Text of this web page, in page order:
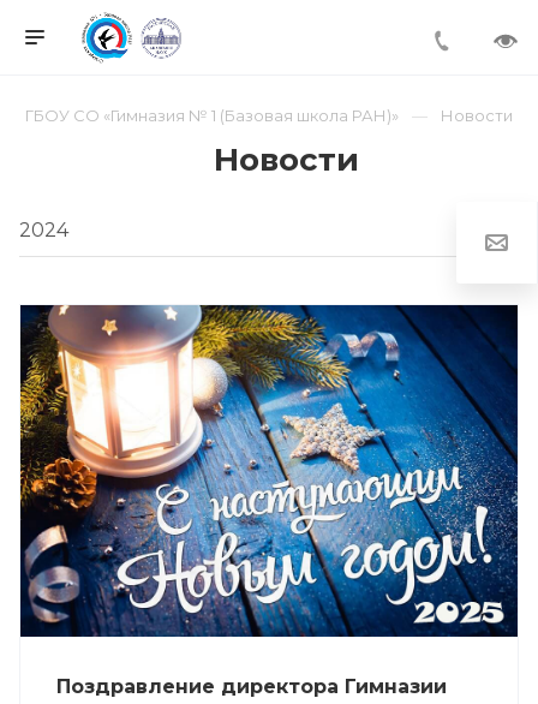
ГБОУ СО «Гимназия № 1 (Базовая школа РАН)» Новости
Новости
Поздравлениe директора Гимназии